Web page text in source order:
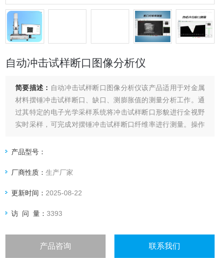
自动冲击试样断口图像分析仪
简要描述： 自动冲击试样断口图像分析仪该产品适用于对金属
材料摆锤冲击试样断口、缺口、测膨胀值的测量分析工作。通
过其特定的电子光学采样系统将冲击试样断口形貌进行全视野
实时采样，可完成对摆锤冲击试样断口纤维率进行测量。操作
判断结果。储存的结果数据可供用户进行反复核对处理。
产品型号：
厂商性质：生产厂家
更新时间： 2025-08-22
访 问 量：3393
产品咨询 联系我们